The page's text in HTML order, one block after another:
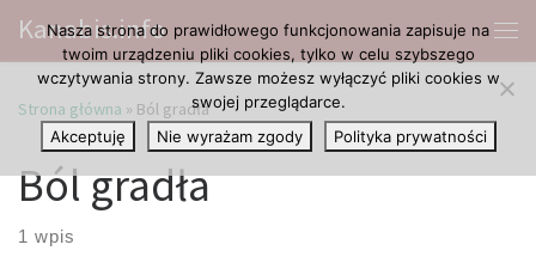
Przejdź do treści
Kanabis.info
Strona główna » Ból gradła
Ból gradła
1 wpis
Nasza strona do prawidłowego funkcjonowania zapisuje na
twoim urządzeniu pliki cookies, tylko w celu szybszego
wczytywania strony. Zawsze możesz wyłączyć pliki cookies w
swojej przeglądarce.
Akceptuję
Nie wyrażam zgody Polityka prywatności